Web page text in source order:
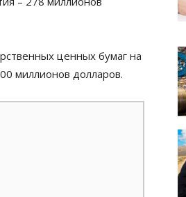
ценных бумаг на
миллионов долларов.